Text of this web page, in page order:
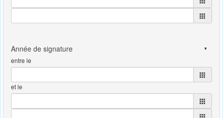
entre le
et le